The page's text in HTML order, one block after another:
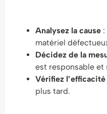
Analysez la cause
matériel
Décidez de la
est responsable et
Vérifiez l’efficacité
plus tard.